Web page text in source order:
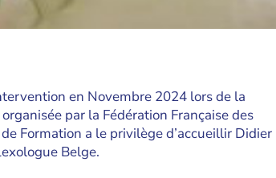
en Novembre 2024 lors de la
par la Fédération Française des
Formation a le privilège d’accueillir Didier
Belge.